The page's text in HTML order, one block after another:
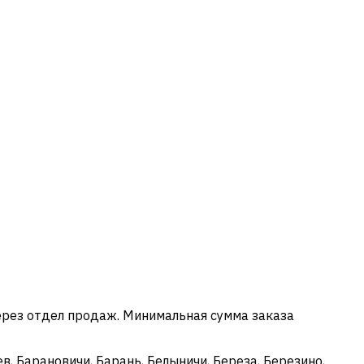
отдел продаж. Минимальная сумма заказа
Барановичи, Барань, Белыничи, Береза, Березино,